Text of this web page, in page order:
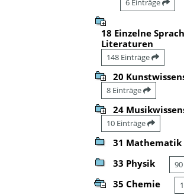
6 Einträge
18 Einzelne
Literaturen
148 Einträge
20
8 Einträge
24
10 Einträge
31 Mathematik
33 Physik
35 Chemie